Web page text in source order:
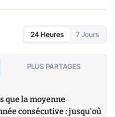
24 Heures 7 Jours
PLUS PARTAGES
que la moyenne
consécutive : jusqu'où